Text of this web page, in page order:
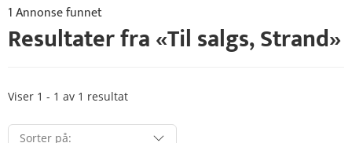
1 Annonse funnet
Resultater fra «Til salgs,Strand»
Viser 1 - 1 av 1 resultat